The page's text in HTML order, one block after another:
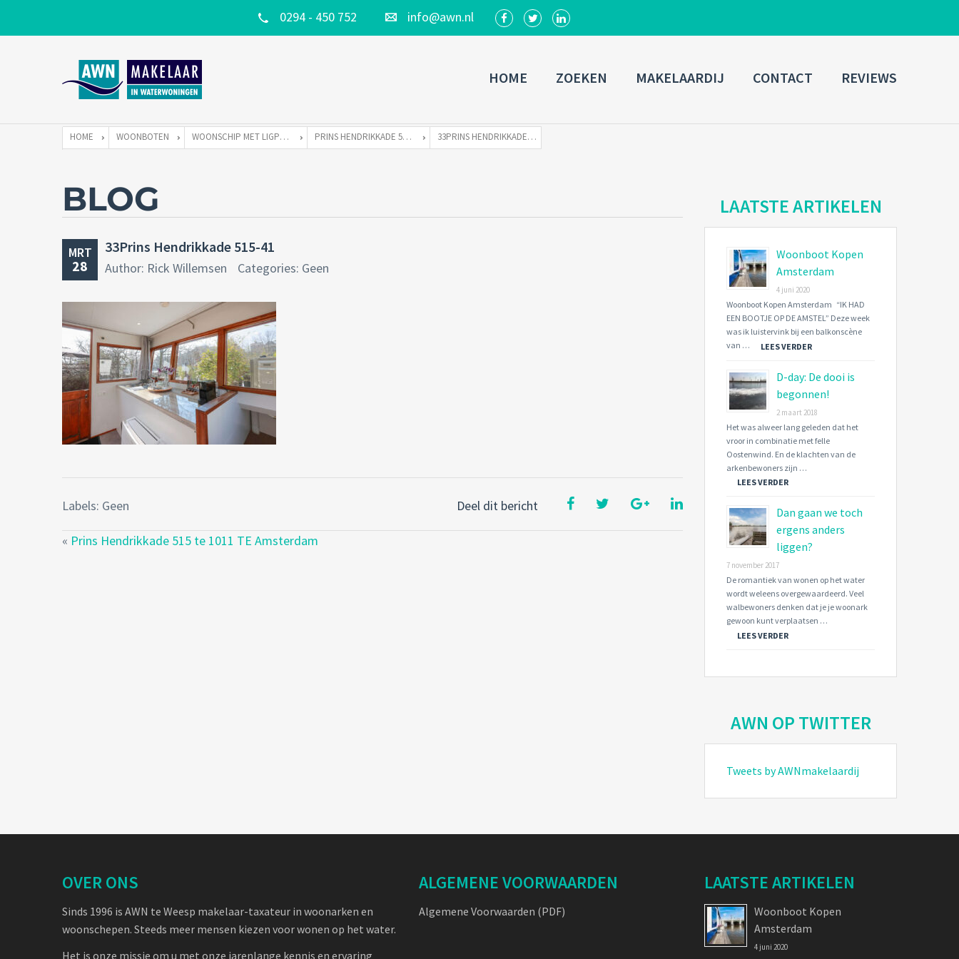
0294 - 450 752 info@awn.nl
Username
Connect with:
Forgot
password? SIGN IN
Remember me
HOME ZOEKEN MAKELAARDIJ CONTACT REVIEWS
HOME WOONBOTEN WOONSCHIP MET LIGPLAATS PRINS HENDRIKKADE 515 TE 1011 TE AMSTERDAM 33PRINS HENDRIKKADE 515-41
BLOG
MRT
28
33Prins Hendrikkade 515-41
Author: Rick Willemsen Categories: Geen
Deel dit bericht
Labels: Geen
« Prins Hendrikkade 515 te 1011 TE Amsterdam
LAATSTE ARTIKELEN
Woonboot Kopen
Amsterdam
4 juni 2020
Woonboot Kopen Amsterdam “IK HAD
EEN BOOTJE OP DE AMSTEL” Deze week
was ik luistervink bij een balkonscène
van …
LEES VERDER
D-day: De dooi is
begonnen!
2 maart 2018
Het was alweer lang geleden dat het
vroor in combinatie met felle
Oostenwind. En de klachten van de
arkenbewoners zijn …
LEES VERDER
Dan gaan we toch
ergens anders
liggen?
7 november 2017
De romantiek van wonen op het water
wordt weleens overgewaardeerd. Veel
walbewoners denken dat je je woonark
gewoon kunt verplaatsen …
LEES VERDER
AWN OP TWITTER
Tweets by AWNmakelaardij
OVER ONS
Sinds 1996 is AWN te Weesp makelaar-taxateur in woonarken en
woonschepen. Steeds meer mensen kiezen voor wonen op het water.
Het is onze missie om u met onze jarenlange kennis en ervaring
ALGEMENE VOORWAARDEN
Algemene Voorwaarden (PDF)
LAATSTE ARTIKELEN
Woonboot Kopen
Amsterdam
4 juni 2020